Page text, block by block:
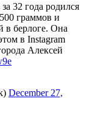
32 года родился
граммов и
в берлоге. Она
в Instagram
Алексей
December 27,